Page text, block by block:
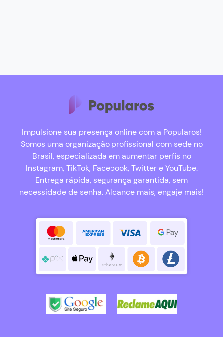
Impulsione sua presença online com a Popularos!
Somos uma organização profissional com sede no
Brasil, especializada em aumentar perfis no
Instagram, TikTok, Facebook, Twitter e YouTube.
Entrega rápida, segurança garantida, sem
necessidade de senha. Alcance mais, engaje mais!